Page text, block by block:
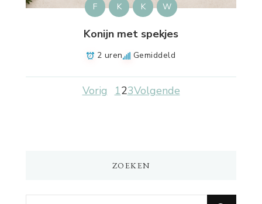
F K K W
Konijn met spekjes
2 uren Gemiddeld
Vorig 123Volgende
ZOEKEN